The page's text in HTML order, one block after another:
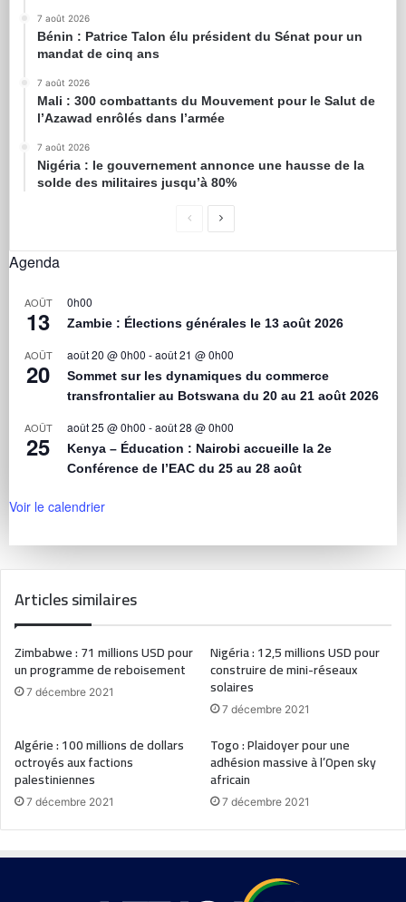
7 août 2026
Bénin : Patrice Talon élu président du Sénat pour un
mandat de cinq ans
7 août 2026
Mali : 300 combattants du Mouvement pour le Salut de
l’Azawad enrôlés dans l’armée
7 août 2026
Nigéria : le gouvernement annonce une hausse de la
solde des militaires jusqu’à 80%
Agenda
AOÛT
13
0h00
Zambie : Élections générales le 13 août 2026
AOÛT
20
août 20 @ 0h00 -août 21 @ 0h00
Sommet sur les dynamiques du commerce
transfrontalier au Botswana du 20 au 21 août 2026
AOÛT
25
août 25 @ 0h00 -août 28 @ 0h00
Kenya – Éducation : Nairobi accueille la 2e
Conférence de l’EAC du 25 au 28 août
Voir le calendrier
Articles similaires
Zimbabwe : 71 millions USD pour
un programme de reboisement
7 décembre 2021
Nigéria : 12,5 millions USD pour
construire de mini-réseaux
solaires
7 décembre 2021
Algérie : 100 millions de dollars
octroyés aux factions
palestiniennes
7 décembre 2021
Togo : Plaidoyer pour une
adhésion massive à l’Open sky
africain
7 décembre 2021